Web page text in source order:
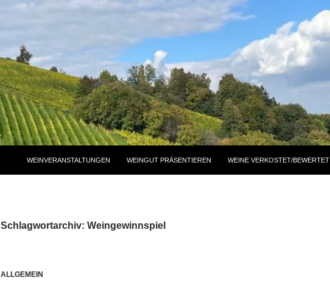
WEINVERANSTALTUNGEN WEINGUT PRÄSENTIEREN WEINE VERKOSTET/BEWERTET
Schlagwortarchiv: Weingewinnspiel
ALLGEMEIN